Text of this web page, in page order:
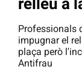
Professionals
impugnar el
plaça però
Antifrau